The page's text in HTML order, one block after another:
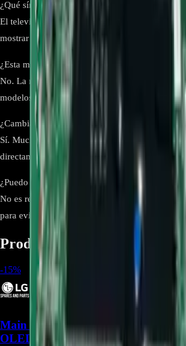
¿Qué síntomas indican una falla en la main
El televisor puede no encender, quedarse en el
mostrar imagen o sonido, o no reconocer las
¿Esta main board es compatible con otros
No. La main board EBT65296203 es
modelos LG de 55 pulgadas de la serie UK63
¿Cambiar la main board soluciona problemas
Sí. Muchas fallas de imagen, audio y
directamente relacionadas con la tarjeta principal.
¿Puedo instalar la main board sin experiencia
No es recomendable. La instalación debe ser
para evitar daños en el panel u otros
Productos relacionados
-15%
Main Board EBU66395001 Para TV
OLED55A1PSA - REP-1191